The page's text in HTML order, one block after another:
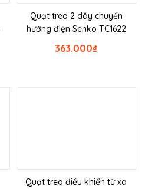
Quạt treo 2 dây chuyển
hướng điện Senko TC1622
₫
363.000
Quạt treo điều khiển từ xa